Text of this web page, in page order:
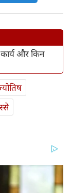
और किन